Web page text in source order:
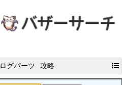
グパーツ 攻略